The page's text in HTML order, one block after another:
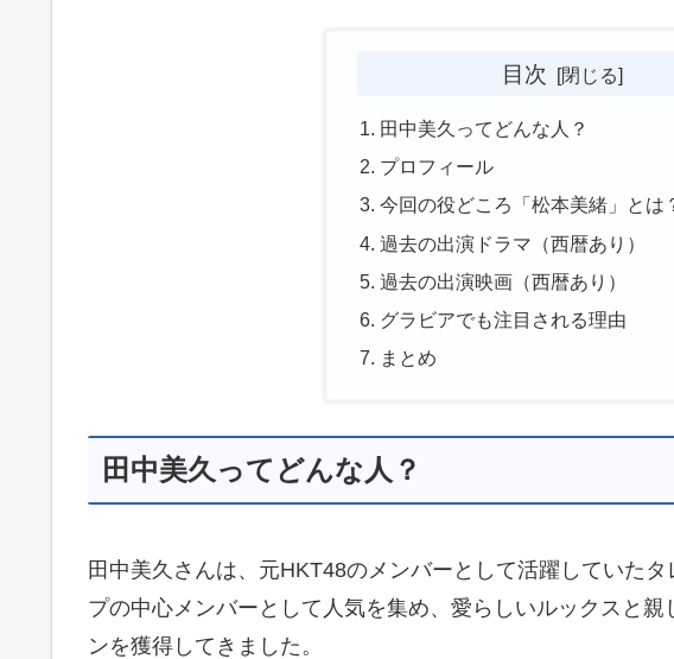
目次
田中美久ってどんな人？
プロフィール
今回の役どころ「松本美緒」とは
過去の出演ドラマ（西暦あり）
過去の出演映画（西暦あり）
グラビアでも注目される理由
まとめ
田中美久ってどんな人？
田中美久さんは、元HKT48のメンバーとして活躍していた
プの中心メンバーとして人気を集め、愛らしいルックスと
ンを獲得してきました。